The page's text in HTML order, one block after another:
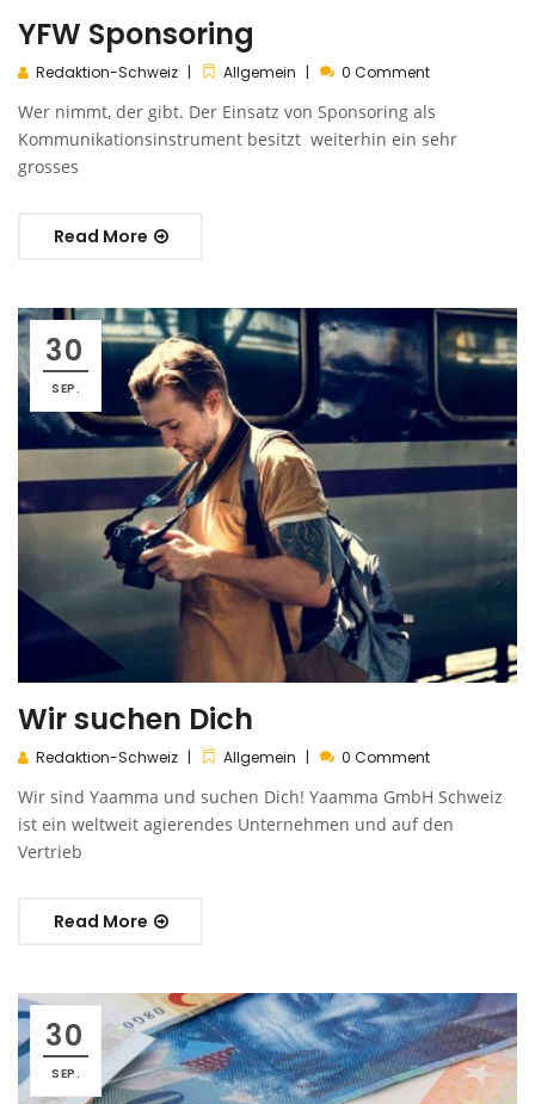
YFW Sponsoring
Redaktion-Schweiz Allgemein 0 Comment
Wer nimmt, der gibt. Der Einsatz von Sponsoring als
Kommunikationsinstrument besitzt weiterhin ein sehr
grosses
Read More
30
SEP.
Wir suchen Dich
Redaktion-Schweiz Allgemein 0 Comment
Wir sind Yaamma und suchen Dich! Yaamma GmbH Schweiz
ist ein weltweit agierendes Unternehmen und auf den
Vertrieb
Read More
30
SEP.